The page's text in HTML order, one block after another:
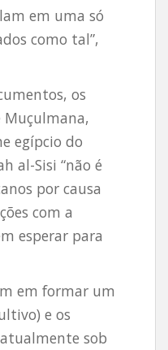
em uma só
como tal”,
os
Muçulmana,
egípcio do
al-Sisi “não é
por causa
com a
esperar para
em formar um
e os
sob